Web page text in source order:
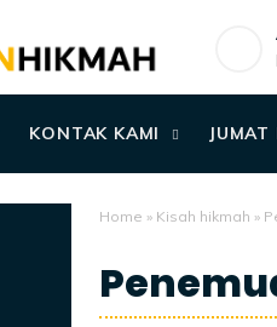
KONTAK KAMI JUMAT
Home » Kisah hikmah »